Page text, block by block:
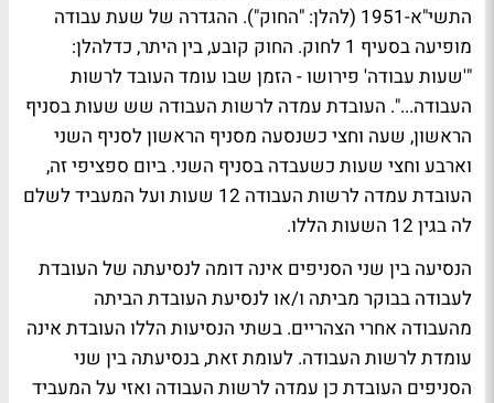
התשי"א-1951 (להלן: "החוק"). ההגדרה של שעת עבודה
מופיעה בסעיף 1 לחוק. החוק קובע, בין היתר, כדלהלן:
"'שעות עבודה' פירושו - הזמן שבו עומד העובד לרשות
העבודה...". העובדת עמדה לרשות העבודה שש שעות בסניף
הראשון, שעה וחצי כשנסעה מסניף הראשון לסניף השני
וארבע וחצי שעות כשעבדה בסניף השני. ביום ספציפי זה,
העובדת עמדה לרשות העבודה 12 שעות ועל המעביד לשלם
לה בגין 12 השעות הללו.
הנסיעה בין שני הסניפים אינה דומה לנסיעתה של העובדת
לעבודה בבוקר מביתה ו/או לנסיעת העובדת הביתה
מהעבודה אחרי הצהריים. בשתי הנסיעות הללו העובדת אינה
עומדת לרשות העבודה. לעומת זאת, בנסיעתה בין שני
הסניפים העובדת כן עמדה לרשות העבודה ואזי על המעביד